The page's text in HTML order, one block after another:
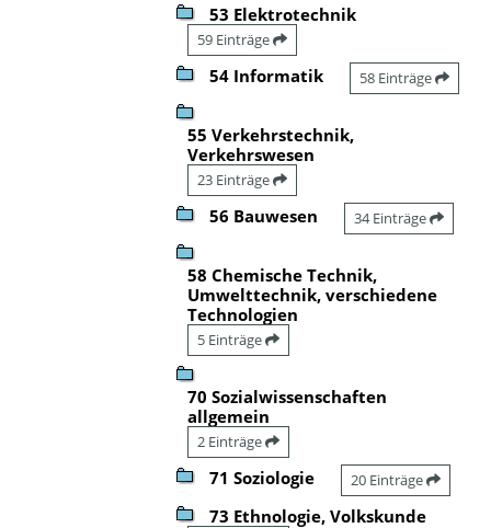
53 Elektrotechnik
59 Einträge
54 Informatik 58 Einträge
55 Verkehrstechnik,
Verkehrswesen
23 Einträge
56 Bauwesen 34 Einträge
58 Chemische Technik,
Umwelttechnik, verschiedene
Technologien
5 Einträge
70 Sozialwissenschaften
allgemein
2 Einträge
71 Soziologie 20 Einträge
73 Ethnologie, Volkskunde